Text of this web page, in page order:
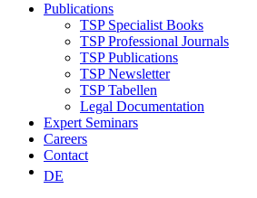
Publications
TSP Specialist Books
TSP Professional Journals
TSP Publications
TSP Newsletter
TSP Tabellen
Legal Documentation
Expert Seminars
Careers
Contact
DE